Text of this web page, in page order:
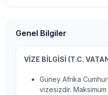
Genel Bilgiler
VİZE BİLGİSİ (T.C.
Güney Afrika
vizesizdir.